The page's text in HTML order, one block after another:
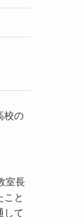
校の
室長
こと
して